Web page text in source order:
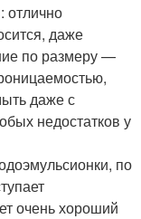
отлично
даже
по размеру —
даже с
недостатков у
по
очень хороший